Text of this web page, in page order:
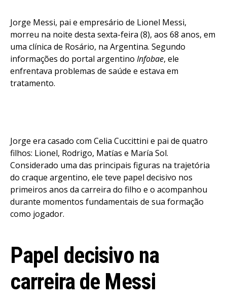
Jorge Messi, pai e empresário de Lionel Messi,
morreu na noite desta sexta-feira (8), aos 68 anos, em
uma clínica de Rosário, na Argentina. Segundo
informações do portal argentino Infobae, ele
enfrentava problemas de saúde e estava em
tratamento.
Jorge era casado com Celia Cuccittini e pai de quatro
filhos: Lionel, Rodrigo, Matías e María Sol.
Considerado uma das principais figuras na trajetória
do craque argentino, ele teve papel decisivo nos
primeiros anos da carreira do filho e o acompanhou
durante momentos fundamentais de sua formação
como jogador.
Papel decisivo na
carreira de Messi